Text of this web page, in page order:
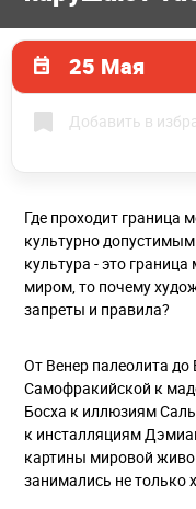
25 Мая
Добавить в
Где проходит граница
культурно
культура - это
миром, то почему
запреты и правила?
От Венер палеолита
Самофракийской к
Босха к иллюзиям
к инсталляциям
картины мировой
занимались не только